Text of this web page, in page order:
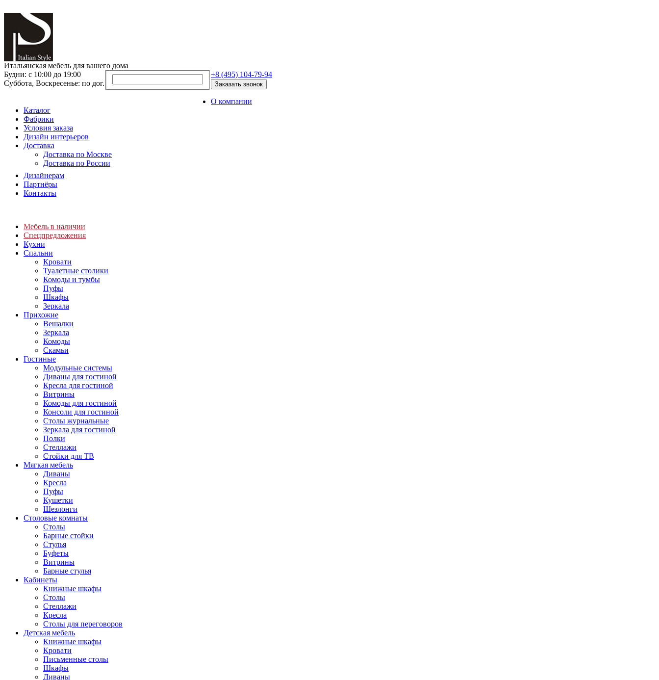
Итальянская мебель для вашего дома
Будни: с 10:00 до 19:00
Суббота, Воскресенье: по дог.
+8 (495) 104-79-94
Заказать звонок
О компании
Каталог
Фабрики
Условия заказа
Дизайн интерьеров
Доставка
Доставка по Москве
Доставка по России
Дизайнерам
Партнёры
Контакты
Мебель в наличии
Спецпредложения
Кухни
Спальни
Кровати
Туалетные столики
Комоды и тумбы
Пуфы
Шкафы
Зеркала
Прихожие
Вешалки
Зеркала
Комоды
Скамьи
Гостиные
Модульные системы
Диваны для гостиной
Кресла для гостиной
Витрины
Комоды для гостиной
Консоли для гостиной
Столы журнальные
Зеркала для гостиной
Полки
Стеллажи
Стойки для ТВ
Мягкая мебель
Диваны
Кресла
Пуфы
Кушетки
Шезлонги
Столовые комнаты
Столы
Барные стойки
Стулья
Буфеты
Витрины
Барные стулья
Кабинеты
Книжные шкафы
Cтолы
Стеллажи
Кресла
Столы для переговоров
Детская мебель
Книжные шкафы
Кровати
Письменные столы
Шкафы
Диваны